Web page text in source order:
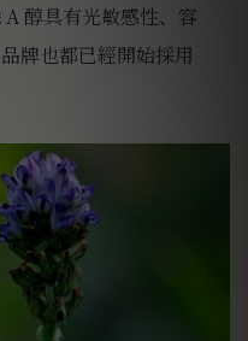
醇具有光敏感性、容
牌也都已經開始採用